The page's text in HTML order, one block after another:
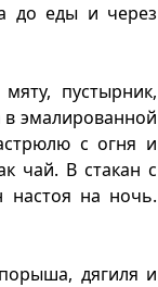
до еды и через
пустырник,
в эмалированной
с огня и
чай. В стакан с
настоя на ночь.
дягиля и